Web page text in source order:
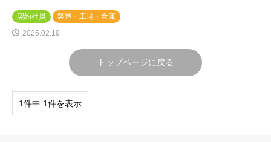
契約社員
製造・工場・倉庫
2026.02.19
トップページに戻る
1件中 1件を表示